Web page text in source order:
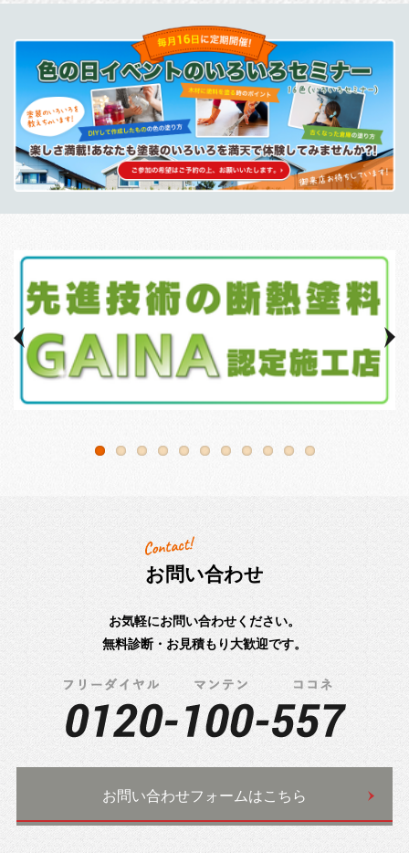
お問い合わせ
お気軽にお問い合わせください。
無料診断・お見積もり大歓迎です。
お問い合わせフォームはこちら